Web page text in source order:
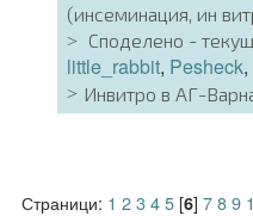
(инсеминация, ин
Споделено -
little_rabbit, Pesheck,
Инвитро в АГ-
Страници: 1 2345[6] 789